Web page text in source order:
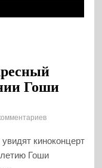
Гоши
киноконцерт
Гоши